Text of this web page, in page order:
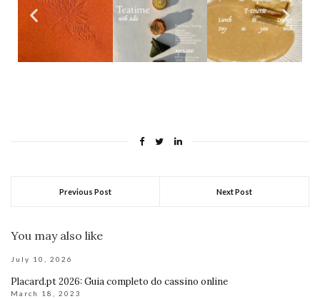
Previous Post Next Post
You may also like
July 10, 2026
Placard.pt 2026: Guia completo do cassino online
March 18, 2023